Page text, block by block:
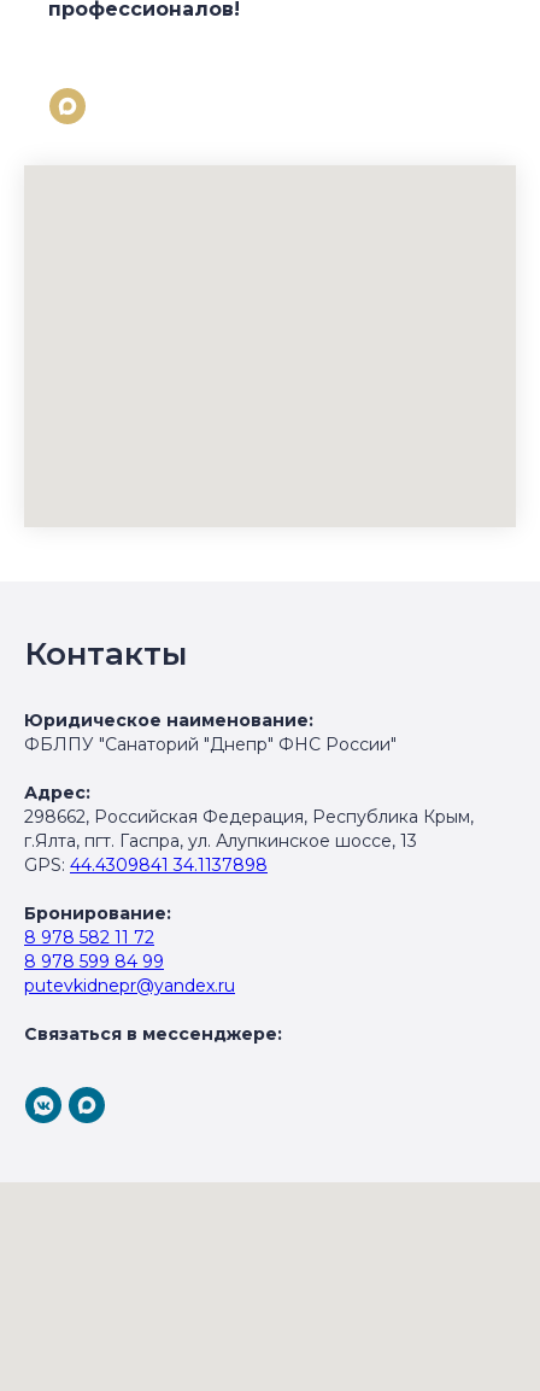
профессионалов!
Контакты
Юридическое наименование:
ФБЛПУ "Санаторий "Днепр" ФНС России"
Адрес:
298662, Российская Федерация, Республика Крым,
г.Ялта, пгт. Гаспра, ул. Алупкинское шоссе, 13
GPS: 44.4309841 34.1137898
Бронирование:
8 978 582 11 72
8 978 599 84 99
putevkidnepr@yandex.ru
Связаться в мессенджере: